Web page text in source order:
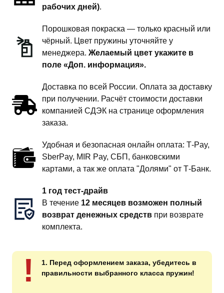
комфорт
рабочих дней).
Порошковая покраска — только красный или
чёрный. Цвет пружины уточняйте у
менеджера. Желаемый цвет укажите в
поле «Доп. информация».
Доставка по всей России. Оплата за доставку
при получении. Расчёт стоимости доставки
компанией СДЭК на странице оформления
заказа.
Удобная и безопасная онлайн оплата: T‑Pay,
SberPay, MIR Pay, СБП, банковскими
картами, а так же оплата "Долями" от Т-Банк.
1 год тест-драйв
В течение 12 месяцев возможен полный
возврат денежных средств при возврате
комплекта.
!
1. Перед оформлением заказа, убедитесь в
правильности выбранного класса пружин!